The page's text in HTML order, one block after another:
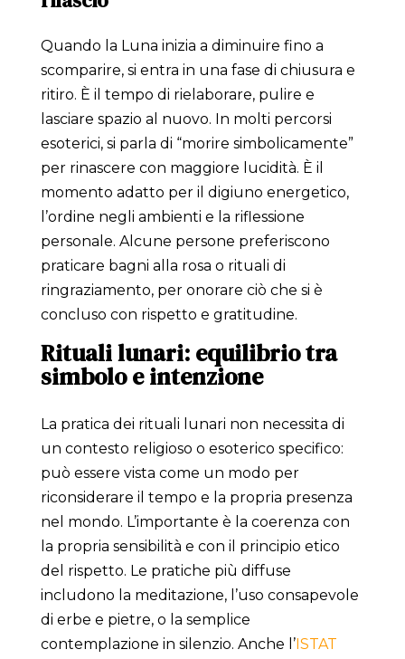
Quando la Luna inizia a diminuire fino a
scomparire, si entra in una fase di chiusura e
ritiro. È il tempo di rielaborare, pulire e
lasciare spazio al nuovo. In molti percorsi
esoterici, si parla di “morire simbolicamente”
per rinascere con maggiore lucidità. È il
momento adatto per il digiuno energetico,
l’ordine negli ambienti e la riflessione
personale. Alcune persone preferiscono
praticare bagni alla rosa o rituali di
ringraziamento, per onorare ciò che si è
concluso con rispetto e gratitudine.
Rituali lunari: equilibrio tra
simbolo e intenzione
La pratica dei rituali lunari non necessita di
un contesto religioso o esoterico specifico:
può essere vista come un modo per
riconsiderare il tempo e la propria presenza
nel mondo. L’importante è la coerenza con
la propria sensibilità e con il principio etico
del rispetto. Le pratiche più diffuse
includono la meditazione, l’uso consapevole
di erbe e pietre, o la semplice
contemplazione in silenzio. Anche l’ISTAT